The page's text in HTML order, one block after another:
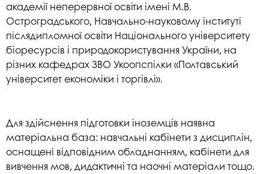
академії неперервної освіти імені М.В.
Остроградського, Навчально-науковому інституті
післядипломної освіти Національного університету
біоресурсів і природокористування України, на
різних кафедрах ЗВО Укоопспілки «Полтавський
університет економіки і торгівлі».
Для здійснення підготовки іноземців наявна
матеріальна база: навчальні кабінети з дисциплін,
оснащені відповідним обладнанням, кабінети для
вивчення мов, дидактичні та наочні матеріали тощо.